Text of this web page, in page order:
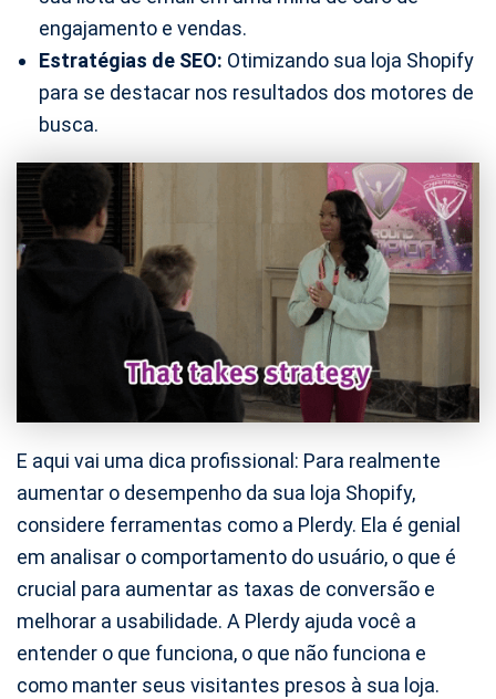
engajamento e vendas.
Estratégias de SEO: Otimizando sua loja Shopify
para se destacar nos resultados dos motores de
busca.
E aqui vai uma dica profissional: Para realmente
aumentar o desempenho da sua loja Shopify,
considere ferramentas como a Plerdy. Ela é genial
em analisar o comportamento do usuário, o que é
crucial para aumentar as taxas de conversão e
melhorar a usabilidade. A Plerdy ajuda você a
entender o que funciona, o que não funciona e
como manter seus visitantes presos à sua loja.